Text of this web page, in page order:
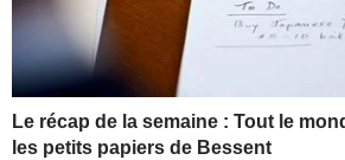
Le récap de la semaine : Tout le
les petits papiers de Bessent